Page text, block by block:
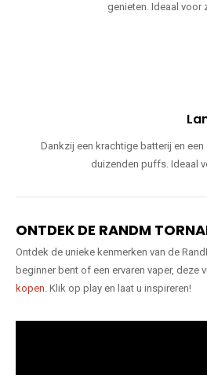
genieten. Ideaal voor
Dankzij een krachtige batterij en
duizenden puffs. Ideaal
ONTDEK DE RANDM
Ontdek de unieke kenmerken van de
beginner bent of een ervaren vaper,
kopen. Klik op play en laat u inspireren!